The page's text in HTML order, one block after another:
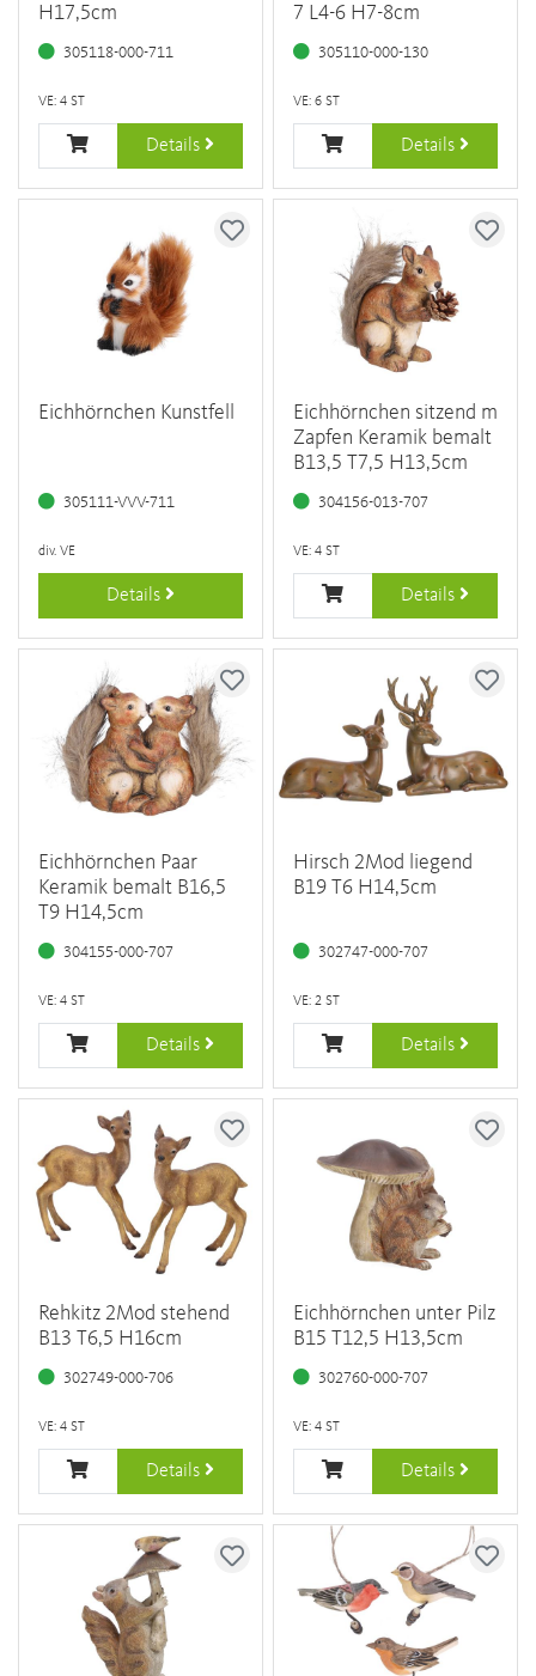
H17,5cm
305118-000-711
VE: 4 ST
Details
7 L4-6 H7-8cm
305110-000-130
VE: 6 ST
Details
Eichhörnchen Kunstfell
305111-VVV-711
div. VE
Details
Eichhörnchen sitzend m
Zapfen Keramik bemalt
B13,5 T7,5 H13,5cm
304156-013-707
VE: 4 ST
Details
Eichhörnchen Paar
Keramik bemalt B16,5
T9 H14,5cm
304155-000-707
VE: 4 ST
Details
Hirsch 2Mod liegend
B19 T6 H14,5cm
302747-000-707
VE: 2 ST
Details
Rehkitz 2Mod stehend
B13 T6,5 H16cm
302749-000-706
VE: 4 ST
Details
Eichhörnchen unter Pilz
B15 T12,5 H13,5cm
302760-000-707
VE: 4 ST
Details